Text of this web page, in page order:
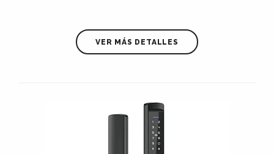
VER MÁS DETALLES